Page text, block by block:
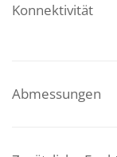
Konnektivität
Abmessungen